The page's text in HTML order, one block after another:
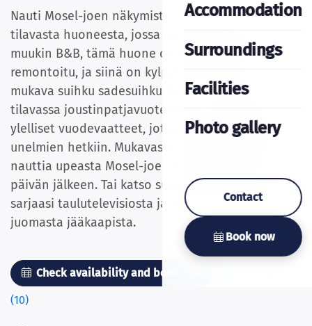
Accommodation
Surroundings
Facilities
Photo gallery
Contact
Book now
Nauti Mosel-joen näkymistä tästä modernista ja
tilavasta huoneesta, jossa on parveke. Kuten
muukin B&B, tämä huone on äskettäin täysin
remontoitu, ja siinä on kylpyhuone, jossa on
mukava suihku sadesuihkulla ja wc. Huoneen
tilavassa joustinpatjavuoteessa on pehmeät ja
ylelliset vuodevaatteet, jotka sopivat täydellisesti
unelmien hetkiin. Mukavassa oleskelutilassa voit
nauttia upeasta Mosel-joen näköalasta ihanan
päivän jälkeen. Tai katso suosikkielokuvaasi tai -
sarjaasi taulutelevisiosta ja nauti virkistävästä
juomasta jääkaapista.
Check availability and book now
(10)